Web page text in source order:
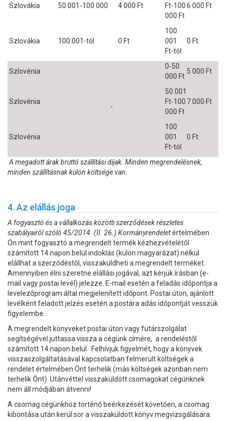
Szlovákia 50 001-100 000 4 000 Ft
Ft-100
000 Ft
6 000 Ft
Szlovákia 100 001-tól 0 Ft
100
001
Ft-tól
0 Ft
Szlovénia
-
0-50
000 Ft
5 000 Ft
Szlovénia
50 001
Ft-100
000 Ft
7 000 Ft
Szlovénia
100
001
Ft-tól
0 Ft
A megadott árak bruttó szállítási díjak. Minden megrendelésnek,
minden szállításnak külön költsége van.
4. Az elállás joga
A fogyasztó és a vállalkozás közötti szerződések részletes
szabályairól szóló 45/2014. (II. 26.) Kormányrendeletértelmében
Ön mint fogyasztó a megrendelt termék kézhezvételétől
számított 14 napon belül indoklás (külön magyarázat) nélkül
elállhat a szerződéstől, visszaküldheti a megrendelt terméket.
Amennyiben élni szeretne elállási jogával, azt kérjük írásban (e-
mail vagy postai levél) jelezze. E-mail esetén a feladás időpontja a
levelezőprogram által megjelenített időpont. Postai úton, ajánlott
levélként feladott jelzés esetén a postára adás időpontját vesszük
figyelembe.
A megrendelt könyveket postai úton vagy futárszolgálat
segítségével juttassa vissza a cégünk címére, a rendeléstől
számított 14 napon belül. Felhívjuk figyelmét, hogy a könyvek
visszaszolgáltatásával kapcsolatban felmerült költségek a
rendelet értelmében Önt terhelik (más költségek azonban nem
terhelik Önt). Utánvéttel visszaküldött csomagokat cégünknek
nem áll módjában átvenni!
A csomag cégünkhöz történő beérkezését követően, a csomag
kibontása után kerül sor a visszaküldött könyv megvizsgálására.